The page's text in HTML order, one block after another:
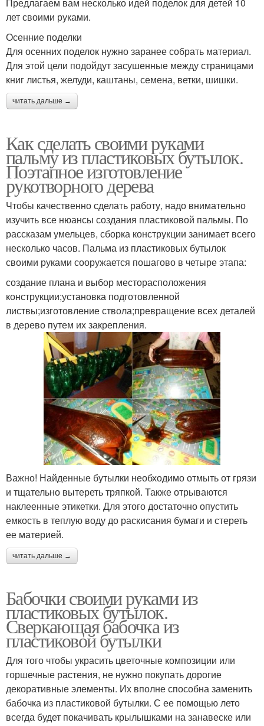
лет своими руками.
Осенние поделки
Для осенних поделок нужно заранее собрать материал.
Для этой цели подойдут засушенные между страницами
книг листья, желуди, каштаны, семена, ветки, шишки.
читать дальше →
Как сделать своими руками
пальму из пластиковых бутылок.
Поэтапное изготовление
рукотворного дерева
Чтобы качественно сделать работу, надо внимательно
изучить все нюансы создания пластиковой пальмы. По
рассказам умельцев, сборка конструкции занимает всего
несколько часов. Пальма из пластиковых бутылок
своими руками сооружается пошагово в четыре этапа:
создание плана и выбор месторасположения
конструкции;установка подготовленной
листвы;изготовление ствола;превращение всех деталей
в дерево путем их закрепления.
Важно! Найденные бутылки необходимо отмыть от грязи
и тщательно вытереть тряпкой. Также отрываются
наклеенные этикетки. Для этого достаточно опустить
емкость в теплую воду до раскисания бумаги и стереть
ее материей.
читать дальше →
Бабочки своими руками из
пластиковых бутылок.
Сверкающая бабочка из
пластиковой бутылки
Для того чтобы украсить цветочные композиции или
горшечные растения, не нужно покупать дорогие
декоративные элементы. Их вполне способна заменить
бабочка из пластиковой бутылки. С ее помощью лето
всегда будет покачивать крылышками на занавеске или